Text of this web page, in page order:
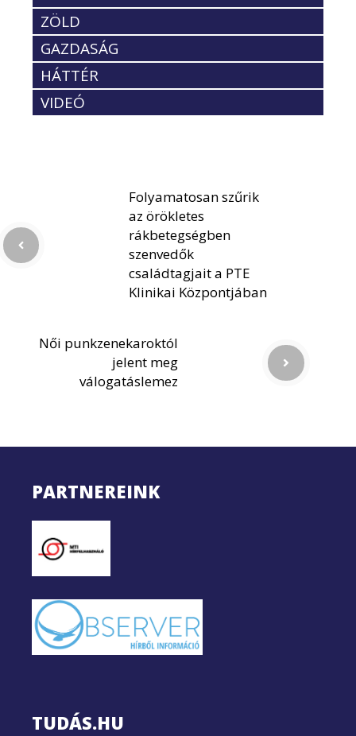
ZÖLD
GAZDASÁG
HÁTTÉR
VIDEÓ
Folyamatosan szűrik
az örökletes
rákbetegségben
szenvedők
családtagjait a PTE
Klinikai Központjában
Női punkzenekaroktól
jelent meg
válogatáslemez
PARTNEREINK
TUDÁS.HU